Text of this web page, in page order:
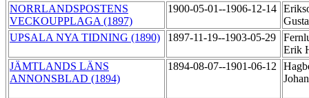
NORRLANDSPOSTENS
VECKOUPPLAGA (1897)
1900-05-01--1906-12-14
UPSALA NYA TIDNING (1890)
1897-11-19--1903-05-29
Erik
JÄMTLANDS LÄNS
ANNONSBLAD (1894)
1894-08-07--1901-06-12